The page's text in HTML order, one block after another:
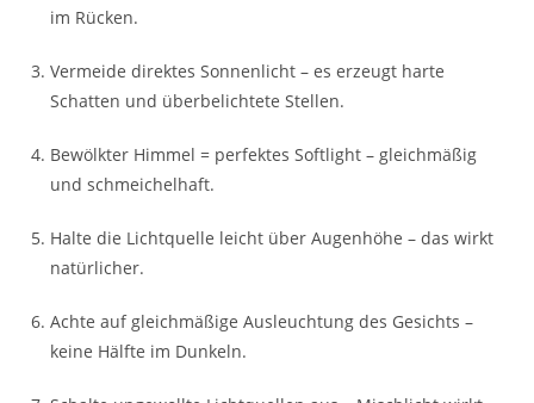
im Rücken.
Vermeide direktes Sonnenlicht – es erzeugt harte
Schatten und überbelichtete Stellen.
Bewölkter Himmel = perfektes Softlight – gleichmäßig
und schmeichelhaft.
Halte die Lichtquelle leicht über Augenhöhe – das wirkt
natürlicher.
Achte auf gleichmäßige Ausleuchtung des Gesichts –
keine Hälfte im Dunkeln.